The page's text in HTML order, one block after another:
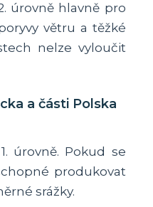
úrovně hlavně pro
větru a těžké
nelze vyloučit
a části Polska
úrovně. Pokud se
produkovat
srážky.